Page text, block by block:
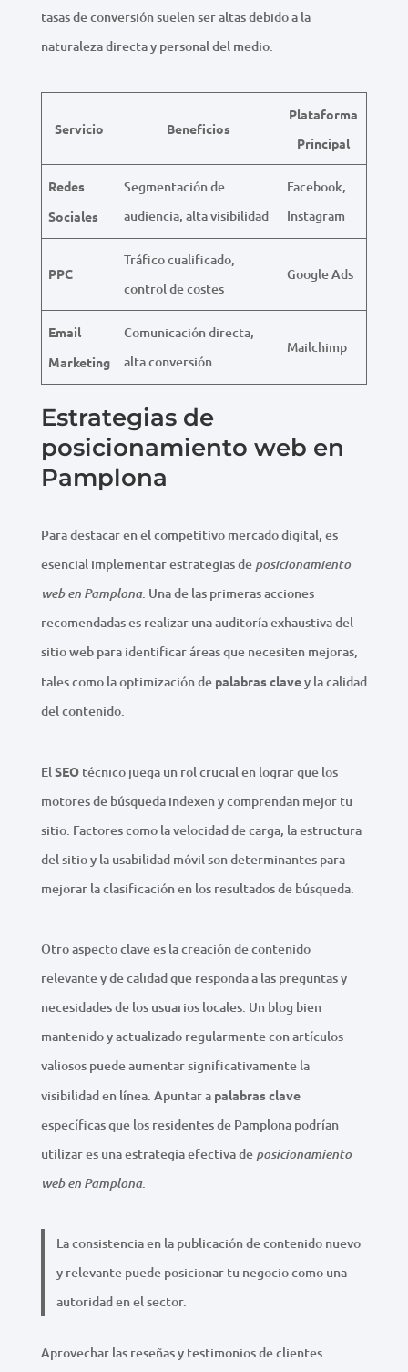
tasas de conversión suelen ser altas debido a la
naturaleza directa y personal del medio.
Servicio Beneficios
Plataforma
Principal
Redes
Sociales
Segmentación de
audiencia, alta visibilidad
Facebook,
Instagram
PPC
Tráfico cualificado,
control de costes
Google Ads
Email
Marketing
Comunicación directa,
alta conversión
Mailchimp
Estrategias de
posicionamiento web en
Pamplona
Para destacar en el competitivo mercado digital, es
esencial implementar estrategias de posicionamiento
web en Pamplona. Una de las primeras acciones
recomendadas es realizar una auditoría exhaustiva del
sitio web para identificar áreas que necesiten mejoras,
tales como la optimización de palabras clavey la calidad
del contenido.
El SEOtécnico juega un rol crucial en lograr que los
motores de búsqueda indexen y comprendan mejor tu
sitio. Factores como la velocidad de carga, la estructura
del sitio y la usabilidad móvil son determinantes para
mejorar la clasificación en los resultados de búsqueda.
Otro aspecto clave es la creación de contenido
relevante y de calidad que responda a las preguntas y
necesidades de los usuarios locales. Un blog bien
mantenido y actualizado regularmente con artículos
valiosos puede aumentar significativamente la
visibilidad en línea. Apuntar a palabras clave
específicas que los residentes de Pamplona podrían
utilizar es una estrategia efectiva de posicionamiento
web en Pamplona.
La consistencia en la publicación de contenido nuevo
y relevante puede posicionar tu negocio como una
autoridad en el sector.
Aprovechar las reseñas y testimonios de clientes